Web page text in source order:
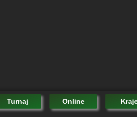
Turnaj Online